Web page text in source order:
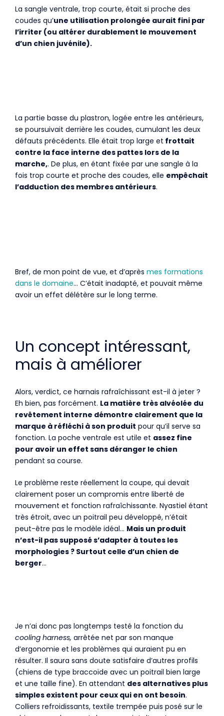
La sangle ventrale, trop courte, était si proche des
coudes qu’une utilisation prolongée aurait fini par
l’irriter (ou altérer durablement le mouvement
d’un chien juvénile).
La partie basse du plastron, logée entre les antérieurs,
se poursuivait derrière les coudes, cumulant les deux
défauts précédents. Elle était trop large et frottait
contre la face interne des pattes lors de la
marche,. De plus, en étant fixée par une sangle à la
fois trop courte et proche des coudes, elle empêchait
l’adduction des membres antérieurs.
Bref, de mon point de vue, et d’après mes formations
dans le domaine… C’était inadapté, et pouvait même
avoir un effet délétère sur le long terme.
Un concept intéressant,
mais à améliorer
Alors, verdict, ce harnais rafraîchissant est-il à jeter ?
Eh bien, pas forcément. La matière très alvéolée du
revêtement interne démontre clairement que la
marque à réfléchi à son produit pour qu’il serve sa
fonction. La poche ventrale est utile et assez fine
pour avoir un effet sans déranger le chien
pendant sa course.
Le problème reste réellement la coupe, qui devait
clairement poser un compromis entre liberté de
mouvement et fonction rafraîchissante. Nyastiel étant
très étroit, avec un poitrail peu développé, n’était
peut-être pas le modèle idéal… Mais un produit
n’est-il pas supposé s’adapter à toutes les
morphologies ? Surtout celle d’un chien de
berger…
Je n’ai donc pas longtemps testé la fonction du
cooling harness, arrêtée net par son manque
d’ergonomie et les problèmes qui auraient pu en
résulter. Il saura sans doute satisfaire d’autres profils
(chiens de type braccoïde avec un poitrail bien large
et une taille fine). En attendant des alternatives plus
simples existent pour ceux qui en ont besoin.
Colliers refroidissants, textile trempée puis posé sur le